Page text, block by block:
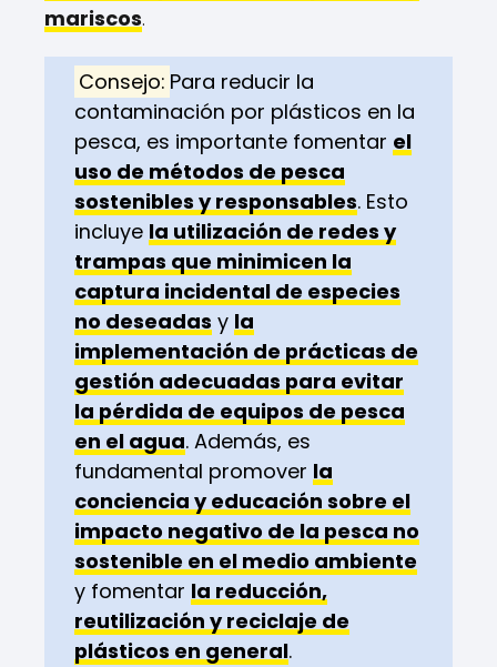
mariscos.
Consejo: Para reducir la
contaminación por plásticos en la
pesca, es importante fomentar el
uso de métodos de pesca
sostenibles y responsables. Esto
incluye la utilización de redes y
trampas que minimicen la
captura incidental de especies
no deseadas y la
implementación de prácticas de
gestión adecuadas para evitar
la pérdida de equipos de pesca
en el agua. Además, es
fundamental promover la
conciencia y educación sobre el
impacto negativo de la pesca no
sostenible en el medio ambiente
y fomentar la reducción,
reutilización y reciclaje de
plásticos en general.